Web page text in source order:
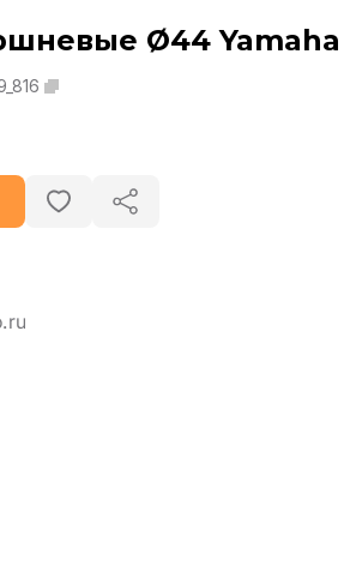
Ø44 Yamaha